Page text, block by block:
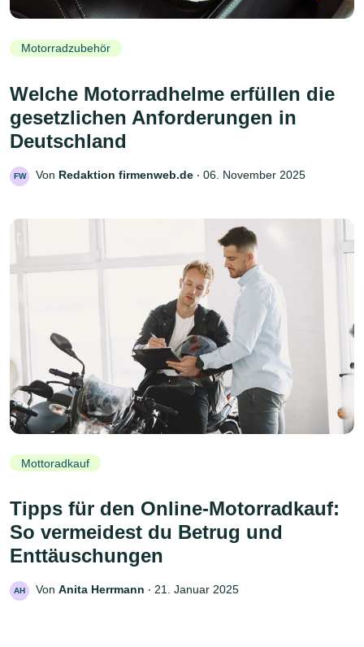
Motorradzubehör
Welche Motorradhelme erfüllen die
gesetzlichen Anforderungen in
Deutschland
FW Von Redaktion firmenweb.de ‧ 06. November 2025
Mottoradkauf
Tipps für den Online-Motorradkauf:
So vermeidest du Betrug und
Enttäuschungen
AH Von Anita Herrmann ‧ 21. Januar 2025